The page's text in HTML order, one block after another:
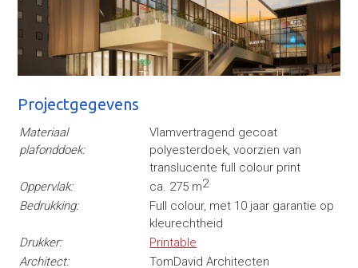
Projectgegevens
Materiaal
plafonddoek:
Vlamvertragend gecoat
polyesterdoek, voorzien van
translucente full colour print
Oppervlak:
ca. 275 m2
Bedrukking:
Full colour, met 10 jaar garantie op
kleurechtheid
Drukker:
Printable
Architect:
TomDavid Architecten